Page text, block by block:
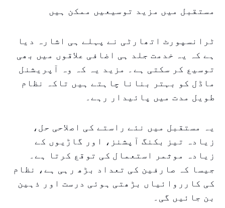
مستقبل میں مزید توسیعیں ممکن ہیں
ٹرانسپورٹ اتھارٹی نے پہلے ہی اشارہ دیا
ہے کہ یہ خدمت جلد ہی اضافی علاقوں میں بھی
توسیع کر سکتی ہے۔ مزید یہ کہ وہ آپریشنل
ماڈل کو بہتر بنانا چاہتے ہیں تاکہ نظام
طویل مدت میں پائیدار رہے۔
یہ مستقبل میں نئے راستے کی اصلاحی حل،
زیادہ تیز بکنگ آپشنز، اور گاڑیوں کے
زیادہ موثمر استعمال کی توقع کرتا ہے۔
جیسا کہ صارفین کی تعداد بڑھ رہی ہے، نظام
کی کارروائیاں بڑھتی ہوئی درست اور ذہین
بن جائیں گی۔